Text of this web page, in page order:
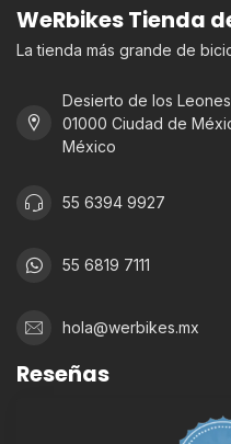
WeRbikes Tienda
La tienda más grande de
Desierto de los
01000 Ciudad de
México
55 6394 9927
55 6819 7111
hola@werbikes.mx
Reseñas